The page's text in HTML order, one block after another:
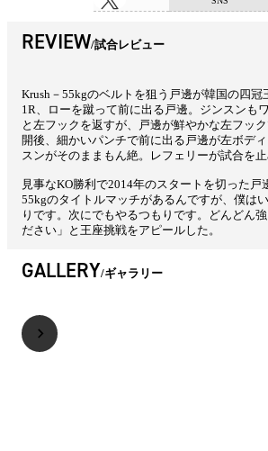
REVIEW 試合レビュー
Krush－55kgのベルトを狙う戸邊が韓国の四冠
1R、ローを蹴って前に出る戸邊。ジンスンも
と左フックを返すが、戸邊が鮮やかな左フッ
開後、細かいパンチで前に出る戸邊が左ボデ
スンがそのままもん絶。レフェリーが試合を止
見事なKO勝利で2014年のスタートを切った戸
55kgのタイトルマッチがあるんですが、僕は
りです。次にでもやるつもりです。どんどん
ださい」と王座挑戦をアピールした。
GALLERY ギャラリー